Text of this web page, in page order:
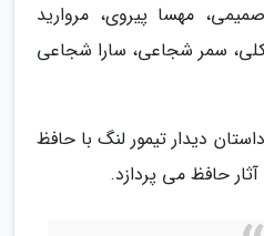
مهسا پیروی، مروارید
سمر شجاعی، سارا شجاعی
دیدار تیمور لنگ با حافظ
حافظ می پردازد.